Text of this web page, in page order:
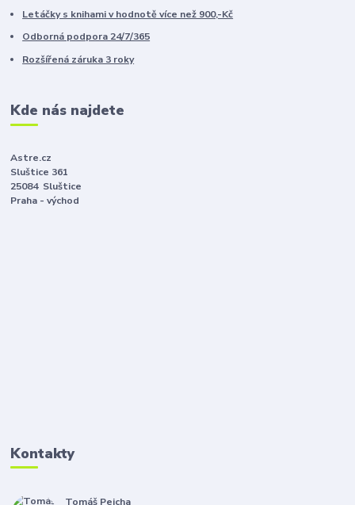
Letáčky s knihami v hodnotě více než 900,-Kč
Odborná podpora 24/7/365
Rozšířená záruka 3 roky
Kde nás najdete
Astre.cz
Sluštice 361
25084 Sluštice
Praha - východ
Kontakty
Tomáš Pejcha